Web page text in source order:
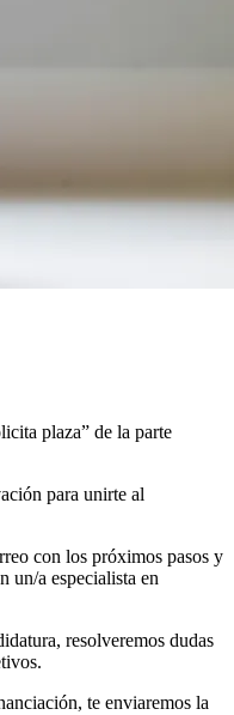
plaza” de la parte
para unirte al
con los próximos pasos y
un/a especialista en
resolveremos dudas
te enviaremos la